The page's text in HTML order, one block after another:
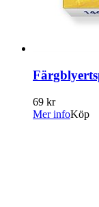
69 kr
Mer infoKöp